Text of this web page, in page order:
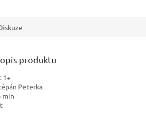
produktu
1+
Peterka
min